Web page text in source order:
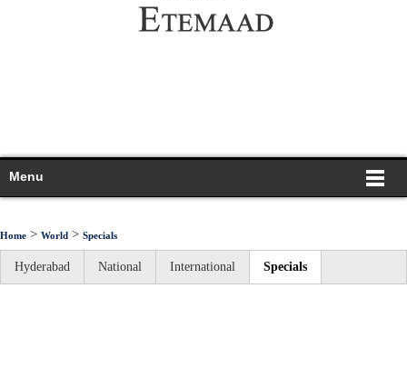
Menu
Home > World > Specials
Hyderabad National International Specials